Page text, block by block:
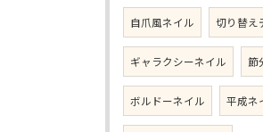
自爪風ネイル 切り替え
ギャラクシーネイル 節
ボルドーネイル 平成ネ